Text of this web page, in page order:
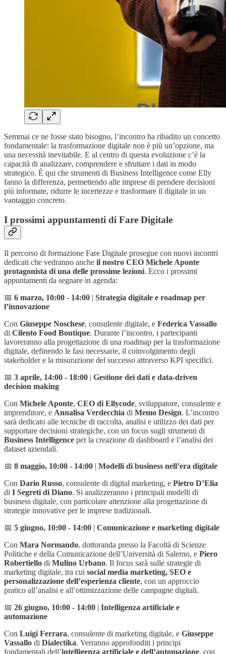
Semmai ce ne fosse stato bisogno, l’incontro ha ribadito un concetto
fondamentale: la trasformazione digitale non è più un’opzione, ma
una necessità inevitabile. E al centro di questa evoluzione c’è la
capacità di analizzare, comprendere e sfruttare i dati in modo
strategico. È qui che strumenti di Business Intelligence come Elly
fanno la differenza, permettendo alle imprese di prendere decisioni
più informate, ridurre le incertezze e trasformare il digitale in un
vantaggio concreto.
I prossimi appuntamenti di Fare Digitale
Il percorso di formazione Fare Digitale prosegue con nuovi incontri
dedicati che vedranno anche il nostro CEO Michele Aponte
protagonista di una delle prossime lezioni. Ecco i prossimi
appuntamenti da segnare in agenda:
📅 6 marzo, 10:00 - 14:00 | Strategia digitale e roadmap per
l’innovazione
Con Giuseppe Noschese, consulente digitale, e Federica Vassallo
di Cilento Food Boutique. Durante l’incontro, i partecipanti
lavoreranno alla progettazione di una roadmap per la trasformazione
digitale, definendo le fasi necessarie, il coinvolgimento degli
stakeholder e la misurazione del successo attraverso KPI specifici.
📅 3 aprile, 14:00 - 18:00 | Gestione dei dati e data-driven
decision making
Con Michele Aponte, CEO di Ellycode, sviluppatore, consulente e
imprenditore, e Annalisa Verdecchia di Memo Design. L’incontro
sarà dedicato alle tecniche di raccolta, analisi e utilizzo dei dati per
supportare decisioni strategiche, con un focus sugli strumenti di
Business Intelligence per la creazione di dashboard e l’analisi dei
dataset aziendali.
📅 8 maggio, 10:00 - 14:00 | Modelli di business nell’era digitale
Con Dario Russo, consulente di digital marketing, e Pietro D’Elia
di I Segreti di Diano. Si analizzeranno i principali modelli di
business digitale, con particolare attenzione alla progettazione di
strategie innovative per le imprese tradizionali.
📅 5 giugno, 10:00 - 14:00 | Comunicazione e marketing digitale
Con Mara Normando, dottoranda presso la Facoltà di Scienze
Politiche e della Comunicazione dell’Università di Salerno, e Piero
Robertiello di Mulino Urbano. Il focus sarà sulle strategie di
marketing digitale, tra cui social media marketing, SEO e
personalizzazione dell’esperienza cliente, con un approccio
pratico all’analisi e all’ottimizzazione delle campagne digitali.
📅 26 giugno, 10:00 - 14:00 | Intelligenza artificiale e
automazione
Con Luigi Ferrara, consulente di marketing digitale, e Giuseppe
Vassallo di Dialectika. Verranno approfonditi i principi
fondamentali dell’intelligenza artificiale e dell’automazione, con